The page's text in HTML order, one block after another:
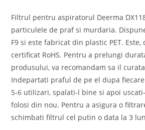
Filtrul pentru aspiratorul Deerma
particulele de praf si murdaria.
F9 si este fabricat din plastic PET. Este,
certificat RoHS. Pentru a prelungi
produsului, va recomandam sa il
Indepartati praful de pe el dupa
5-6 utilizari, spalati-l bine si apoi
folosi din nou. Pentru a asigura o
schimbati filtrul cel putin o data la 3